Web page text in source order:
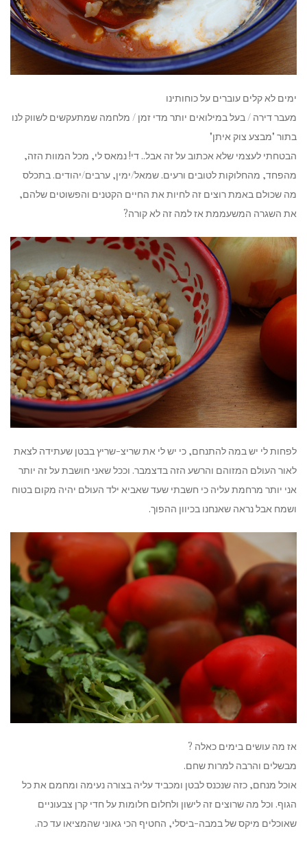
ימים לא קלים עוברים על כוחותינו
מעבר דירה / בעל במילואים יותר מדי זמן / מלחמה שמתעקשים לשווק לנו
בתור "מבצע צוק איתן"
הבטחתי לעצמי שלא אכתוב על זה אבל.. די! נמאס לי, מכל המוות הזה,
מהפחד, מהחלוקות לטובים ורעים. שמאל/ימין, ערבים/יהודים. בתכלס
מה שכולם באמת רוצים זה לחיות את החיים הקטנים והפשוטים שלהם,
את השגרה המשעממת אז למה זה לא קורה?
לפחות לי יש במה להתנחם, כי יש לי את שריצ-שריץ בבטן שעתידה לצאת
לאור העולם המזוהם והרשע הזה בדצמבר. וככל שאני חושבת על זה יותר
אני יותר מרחמת עליה כי חשבתי שעד שאביא ילד העולם יהיה מקום בטוח
ושמח אבל נראה שאנחנו בכיוון ההפוך.
אז מה עושים בימים כאלה ?
מבשלים והרבה למרות שחם.
אוכל מנחם, כזה שנכנס לבטן ומכביד עליה בצורה נעימה ומחמם את כל
הגוף. וכל מה שרוצים זה לישון ולחלום חלומות על חדי קרן צבעוניים
שאוכלים מיקס של במבה-ביסלי, החטיף הכי גאוני שהמציאו עד כה.